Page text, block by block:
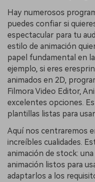
Hay numerosos
puedes confiar si
espectacular para tu
estilo de animación
papel fundamental en
ejemplo, si eres
animados en 2D,
Filmora Video Editor,
excelentes opciones.
plantillas listas para
Aquí nos centraremos
increíbles cualidades.
animación de stock:
animación listos para
adaptarlos a los